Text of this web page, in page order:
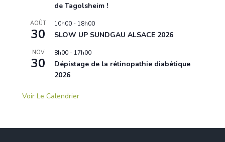
de Tagolsheim !
AOÛT
30
10h00 - 18h00
SLOW UP SUNDGAU ALSACE 2026
NOV
30
8h00 - 17h00
Dépistage de la rétinopathie diabétique
2026
Voir Le Calendrier